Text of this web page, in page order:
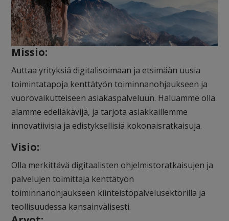
Missio:
Auttaa yrityksiä digitalisoimaan ja etsimään uusia
toimintatapoja kenttätyön toiminnanohjaukseen ja
vuorovaikutteiseen asiakaspalveluun. Haluamme olla
alamme edelläkävijä, ja tarjota asiakkaillemme
innovatiivisia ja edistyksellisiä kokonaisratkaisuja.
Visio:
Olla merkittävä digitaalisten ohjelmistoratkaisujen ja
palvelujen toimittaja kenttätyön
toiminnanohjaukseen kiinteistöpalvelusektorilla ja
teollisuudessa kansainvälisesti.